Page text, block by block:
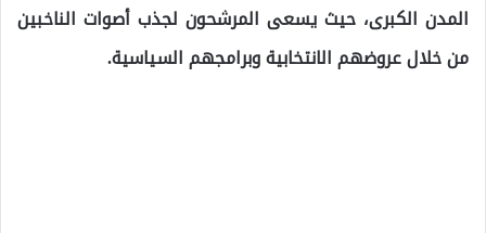
المدن الكبرى، حيث يسعى المرشحون لجذب أصوات الناخبين
من خلال عروضهم الانتخابية وبرامجهم السياسية.